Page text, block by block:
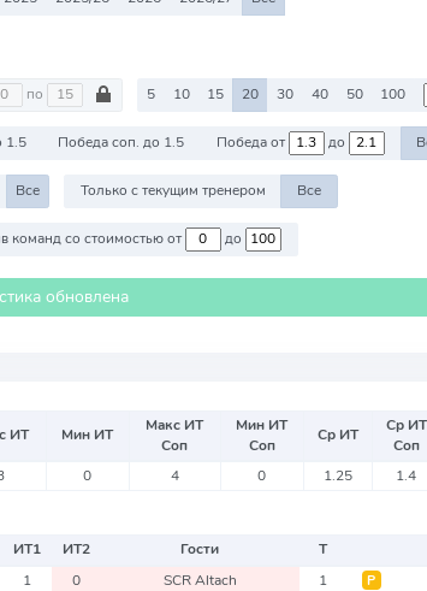
по 5 10 15 20 30 40 50 100
1.5 Победа соп. до 1.5 Победа от до
Все Только с текущим тренером Все
Против команд со стоимостью от до
обновлена
ИТ Мин ИТ
Макс ИТ
Соп
Мин ИТ
Соп
Ср ИТ
Ср ИТ
Соп
0 4 0 1.25 1.4
ИТ1 ИТ2 Гости Т
1 0 SCR Altach 1 Р